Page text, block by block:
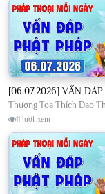
Thượng Toạ Thích Đạo
11 lượt xem